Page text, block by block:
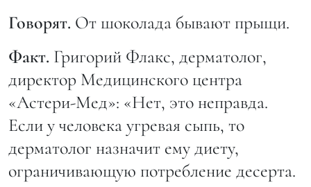
Говорят. От шоколада бывают прыщи.
Факт. Григорий Флакс, дерматолог,
директор Медицинского центра
«Астери-Мед»: «Нет, это неправда.
Если у человека угревая сыпь, то
дерматолог назначит ему диету,
ограничивающую потребление десерта.